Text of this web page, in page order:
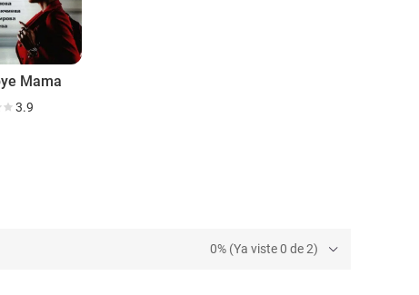
Mama
3.9
0% (Ya viste 0 de 2)